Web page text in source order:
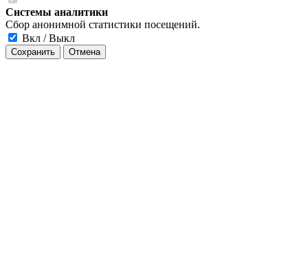
Системы аналитики
Сбор анонимной статистики посещений.
Вкл / Выкл
Сохранить Отмена